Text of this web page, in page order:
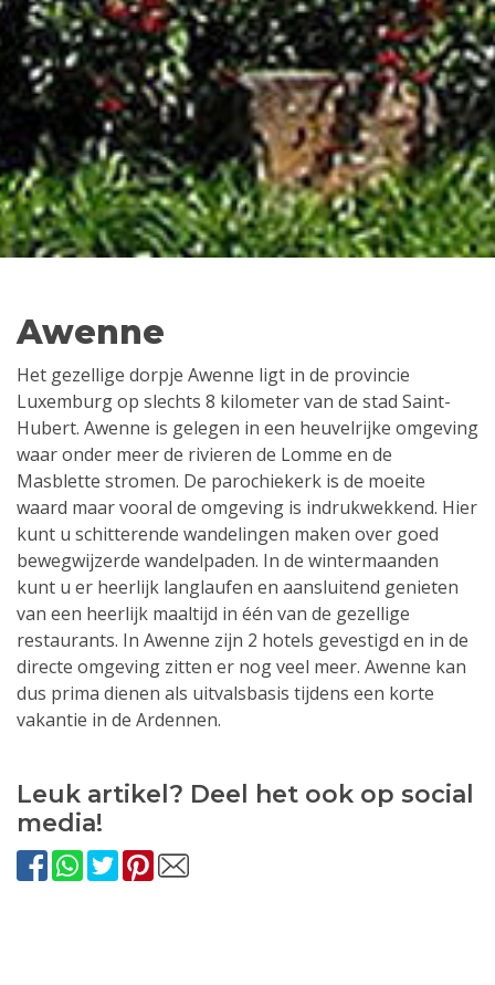
Awenne
Het gezellige dorpje Awenne ligt in de provincie
Luxemburg op slechts 8 kilometer van de stad Saint-
Hubert. Awenne is gelegen in een heuvelrijke omgeving
waar onder meer de rivieren de Lomme en de
Masblette stromen. De parochiekerk is de moeite
waard maar vooral de omgeving is indrukwekkend. Hier
kunt u schitterende wandelingen maken over goed
bewegwijzerde wandelpaden. In de wintermaanden
kunt u er heerlijk langlaufen en aansluitend genieten
van een heerlijk maaltijd in één van de gezellige
restaurants. In Awenne zijn 2 hotels gevestigd en in de
directe omgeving zitten er nog veel meer. Awenne kan
dus prima dienen als uitvalsbasis tijdens een korte
vakantie in de Ardennen.
Leuk artikel? Deel het ook op social
media!